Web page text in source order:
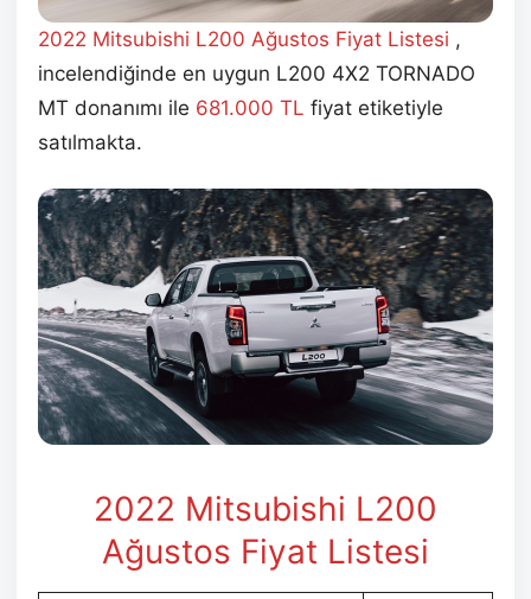
2022 Mitsubishi L200 Ağustos Fiyat Listesi ,
incelendiğinde en uygun L200 4X2 TORNADO
MT donanımı ile 681.000 TL fiyat etiketiyle
satılmakta.
2022 Mitsubishi L200
Ağustos Fiyat Listesi